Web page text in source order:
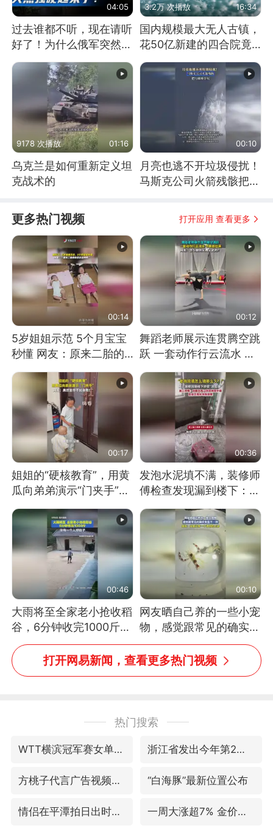
04:05
过去谁都不听，现在请听
好了！为什么俄军突然强
硬起来了？
3.2万 次播放 16:34
国内规模最大无人古镇，
花50亿新建的四合院竟
没人住，发生了啥
9178 次播放 01:16
乌克兰是如何重新定义坦
克战术的
00:10
月亮也逃不开垃圾侵扰！
马斯克公司火箭残骸把月
更多热门视频 打开应用 查看更多
00:14
5岁姐姐示范 5个月宝宝
秒懂 网友：原来二胎的
00:12
舞蹈老师展示连贯腾空跳
跃 一套动作行云流水 节
到又舞又武的？
00:17
姐姐的“硬核教育”，用黄
瓜向弟弟演示“门夹手”，
教！
00:36
发泡水泥填不满，装修师
傅检查发现漏到楼下：出
00:46
大雨将至全家老小抢收稻
谷，6分钟收完1000斤，
没有一个人掉链子
00:10
网友晒自己养的一些小宠
物，感觉跟常见的确实有
些不一样
打开网易新闻，查看更多热门视频
热门搜索
WTT横滨冠军赛女单四强国乒占三席 浙江省发出今年第2号指挥长令
方桃子代言广告视频已下架 “白海豚”最新位置公布
情侣在平潭拍日出时坠崖致一死一伤 一周大涨超7% 金价为何突然上涨